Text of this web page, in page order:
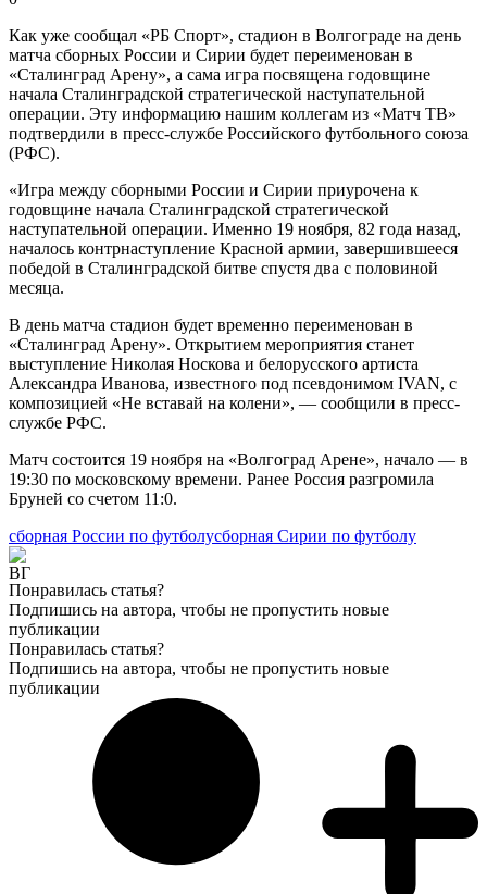
Как уже сообщал «РБ Спорт», стадион в Волгограде на день
матча сборных России и Сирии будет переименован в
«Сталинград Арену», а сама игра посвящена годовщине
начала Сталинградской стратегической наступательной
операции. Эту информацию нашим коллегам из «Матч ТВ»
подтвердили в пресс-службе Российского футбольного союза
(РФС).
«Игра между сборными России и Сирии приурочена к
годовщине начала Сталинградской стратегической
наступательной операции. Именно 19 ноября, 82 года назад,
началось контрнаступление Красной армии, завершившееся
победой в Сталинградской битве спустя два с половиной
месяца.
В день матча стадион будет временно переименован в
«Сталинград Арену». Открытием мероприятия станет
выступление Николая Носкова и белорусского артиста
Александра Иванова, известного под псевдонимом IVAN, с
композицией «Не вставай на колени», — сообщили в пресс-
службе РФС.
Матч состоится 19 ноября на «Волгоград Арене», начало — в
19:30 по московскому времени. Ранее Россия разгромила
Бруней со счетом 11:0.
сборная России по футболусборная Сирии по футболу
Понравилась статья?
Подпишись на автора, чтобы не пропустить новые
публикации
Понравилась статья?
Подпишись на автора, чтобы не пропустить новые
публикации